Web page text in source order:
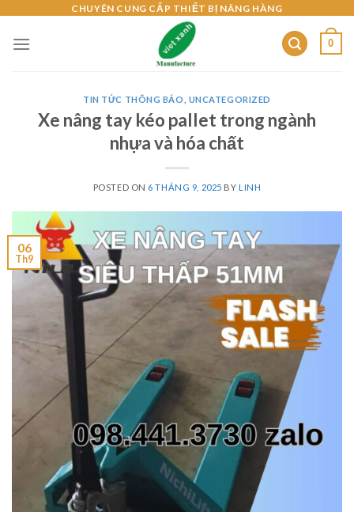
content
CHUYÊN CUNG CẤP THIẾT BỊ NÂNG HÀNG
0
TIN TỨC THÔNG BÁO UNCATEGORIZED
Xe nâng tay kéo pallet trong ngành
nhựa và hóa chất
POSTED ON 6 THÁNG 9, 2025 BY LINH
06
Th9